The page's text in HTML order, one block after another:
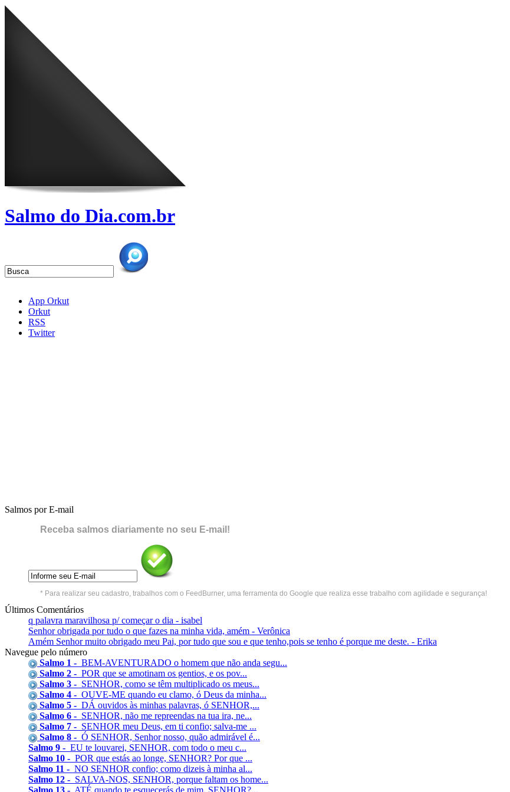
Salmo do Dia.com.br
App Orkut
Orkut
RSS
Twitter
Salmos por E-mail
Receba salmos diariamente no seu E-mail!
* Para realizar seu cadastro, trabalhos com o FeedBurner, uma ferramenta do Google que realiza esse trabalho com agilidade e segurança!
Últimos Comentários
q palavra maravilhosa p/ começar o dia - isabel
Senhor obrigada por tudo o que fazes na minha vida, amém - Verônica
Amém Senhor muito obrigado meu Pai, por tudo que sou e que tenho,pois se tenho é porque me deste. - Erika
Navegue pelo número
Salmo 1 - BEM-AVENTURADO o homem que não anda segu...
Salmo 2 - POR que se amotinam os gentios, e os pov...
Salmo 3 - SENHOR, como se têm multiplicado os meus...
Salmo 4 - OUVE-ME quando eu clamo, ó Deus da minha...
Salmo 5 - DÁ ouvidos às minhas palavras, ó SENHOR,...
Salmo 6 - SENHOR, não me repreendas na tua ira, ne...
Salmo 7 - SENHOR meu Deus, em ti confio; salva-me ...
Salmo 8 - Ó SENHOR, Senhor nosso, quão admirável é...
Salmo 9 - EU te louvarei, SENHOR, com todo o meu c...
Salmo 10 - POR que estás ao longe, SENHOR? Por que ...
Salmo 11 - NO SENHOR confio; como dizeis à minha al...
Salmo 12 - SALVA-NOS, SENHOR, porque faltam os home...
Salmo 13 - ATÉ quando te esquecerás de mim, SENHOR?...